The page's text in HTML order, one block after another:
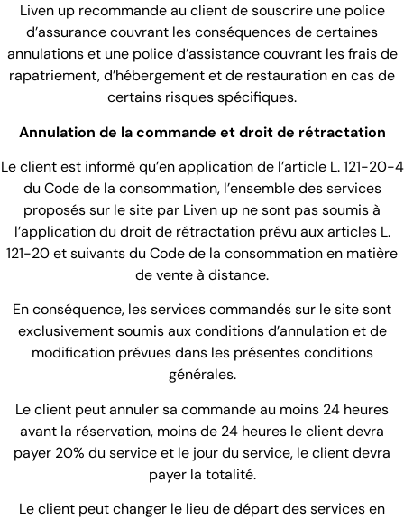
Liven up recommande au client de souscrire une police
d’assurance couvrant les conséquences de certaines
annulations et une police d’assistance couvrant les frais de
rapatriement, d’hébergement et de restauration en cas de
certains risques spécifiques.
Annulation de la commande et droit de rétractation
Le client est informé qu’en application de l’article L. 121-20-4
du Code de la consommation, l’ensemble des services
proposés sur le site par Liven up ne sont pas soumis à
l’application du droit de rétractation prévu aux articles L.
121-20 et suivants du Code de la consommation en matière
de vente à distance.
En conséquence, les services commandés sur le site sont
exclusivement soumis aux conditions d’annulation et de
modification prévues dans les présentes conditions
générales.
Le client peut annuler sa commande au moins 24 heures
avant la réservation, moins de 24 heures le client devra
payer 20% du service et le jour du service, le client devra
payer la totalité.
Le client peut changer le lieu de départ des services en